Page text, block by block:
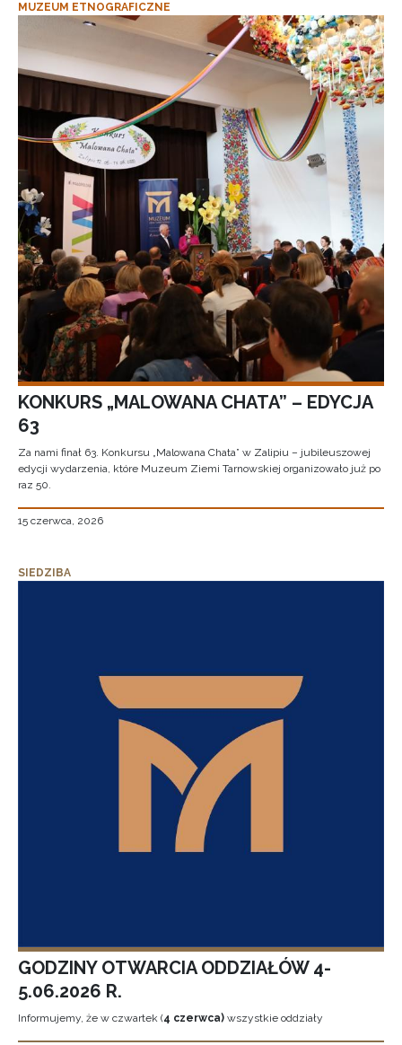
MUZEUM ETNOGRAFICZNE
KONKURS „MALOWANA CHATA” – EDYCJA
63
Za nami finał 63. Konkursu „Malowana Chata” w Zalipiu – jubileuszowej
edycji wydarzenia, które Muzeum Ziemi Tarnowskiej organizowało już po
raz 50.
15 czerwca, 2026
SIEDZIBA
GODZINY OTWARCIA ODDZIAŁÓW 4-
5.06.2026 R.
Informujemy, że w czwartek (4 czerwca) wszystkie oddziały